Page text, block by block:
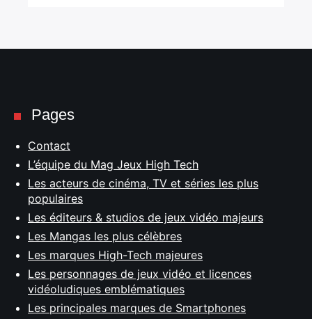
Pages
Contact
L’équipe du Mag Jeux High Tech
Les acteurs de cinéma, TV et séries les plus
populaires
Les éditeurs & studios de jeux vidéo majeurs
Les Mangas les plus célèbres
Les marques High-Tech majeures
Les personnages de jeux vidéo et licences
vidéoludiques emblématiques
Les principales marques de Smartphones